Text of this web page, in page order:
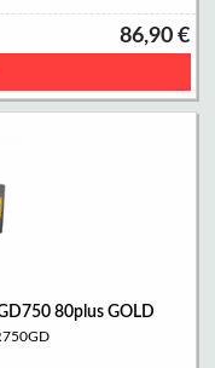
86,90 €
80plus GOLD